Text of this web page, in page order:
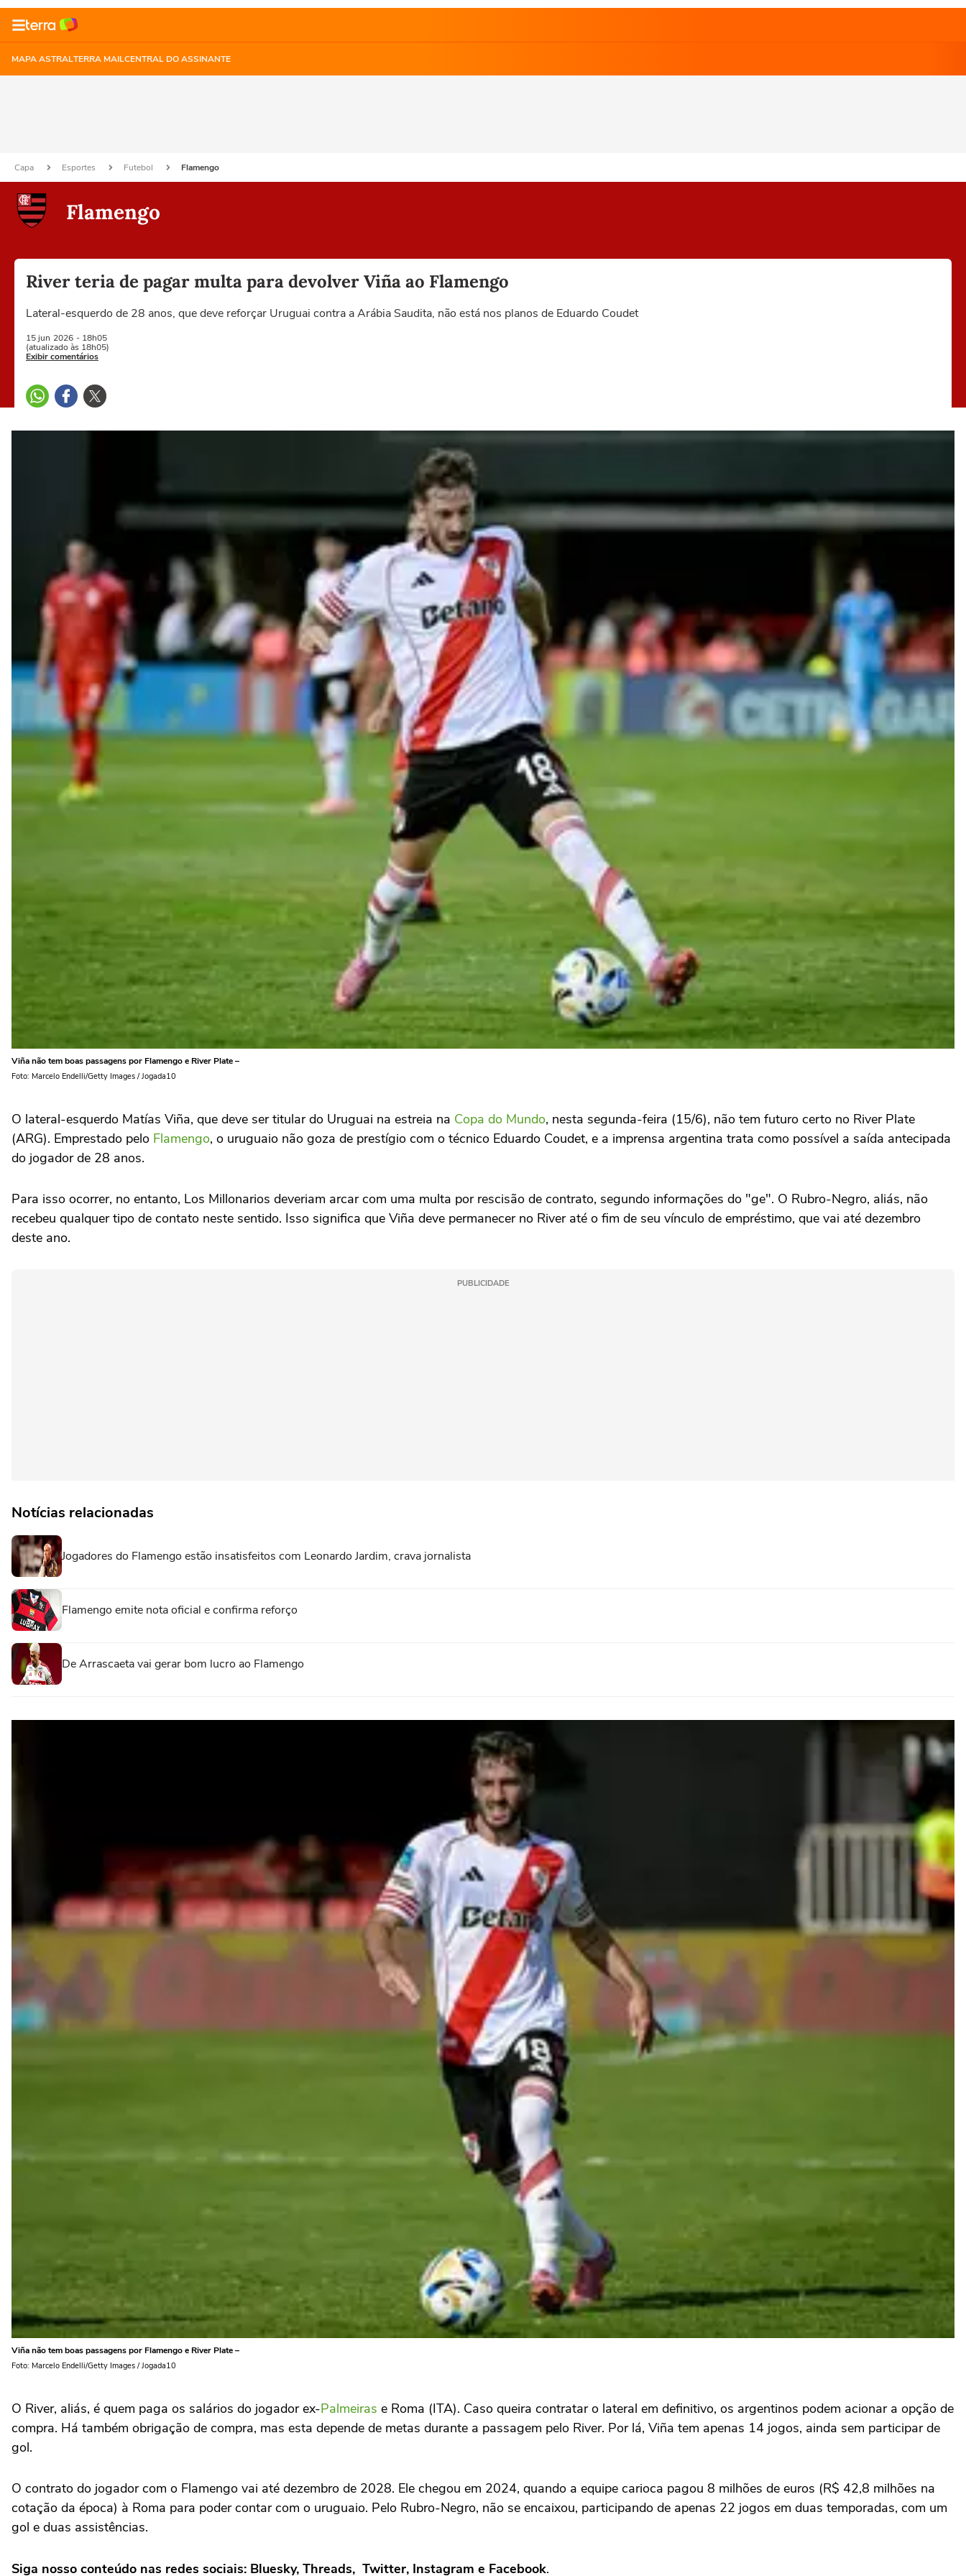
MAPA ASTRALTERRA MAILCENTRAL DO ASSINANTE
Capa Esportes Futebol Flamengo
Flamengo
River teria de pagar multa para devolver Viña ao Flamengo
Lateral-esquerdo de 28 anos, que deve reforçar Uruguai contra a Arábia Saudita, não está nos planos de Eduardo Coudet
15 jun 2026 - 18h05
(atualizado às 18h05)
Exibir comentários
Viña não tem boas passagens por Flamengo e River Plate –
Foto: Marcelo Endelli/Getty Images / Jogada10
O lateral-esquerdo Matías Viña, que deve ser titular do Uruguai na estreia na Copa do Mundo, nesta segunda-feira (15/6), não tem futuro certo no River Plate
(ARG). Emprestado pelo Flamengo, o uruguaio não goza de prestígio com o técnico Eduardo Coudet, e a imprensa argentina trata como possível a saída antecipada
do jogador de 28 anos.
Para isso ocorrer, no entanto, Los Millonarios deveriam arcar com uma multa por rescisão de contrato, segundo informações do "ge". O Rubro-Negro, aliás, não
recebeu qualquer tipo de contato neste sentido. Isso significa que Viña deve permanecer no River até o fim de seu vínculo de empréstimo, que vai até dezembro
deste ano.
PUBLICIDADE
Notícias relacionadas
Jogadores do Flamengo estão insatisfeitos com Leonardo Jardim, crava jornalista
Flamengo emite nota oficial e confirma reforço
De Arrascaeta vai gerar bom lucro ao Flamengo
Viña não tem boas passagens por Flamengo e River Plate –
Foto: Marcelo Endelli/Getty Images / Jogada10
O River, aliás, é quem paga os salários do jogador ex-Palmeiras e Roma (ITA). Caso queira contratar o lateral em definitivo, os argentinos podem acionar a opção de
compra. Há também obrigação de compra, mas esta depende de metas durante a passagem pelo River. Por lá, Viña tem apenas 14 jogos, ainda sem participar de
gol.
O contrato do jogador com o Flamengo vai até dezembro de 2028. Ele chegou em 2024, quando a equipe carioca pagou 8 milhões de euros (R$ 42,8 milhões na
cotação da época) à Roma para poder contar com o uruguaio. Pelo Rubro-Negro, não se encaixou, participando de apenas 22 jogos em duas temporadas, com um
gol e duas assistências.
Siga nosso conteúdo nas redes sociais: Bluesky, Threads, Twitter, Instagram e Facebook.